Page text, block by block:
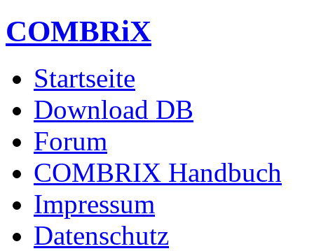
COMBRiX
Startseite
Download DB
Forum
COMBRIX Handbuch
Impressum
Datenschutz